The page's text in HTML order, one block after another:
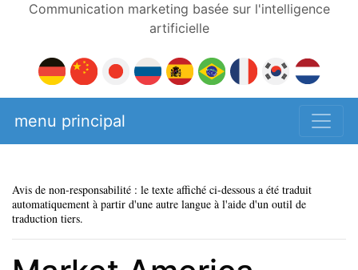
Communication marketing basée sur l'intelligence
artificielle
menu principal
Avis de non-responsabilité : le texte affiché ci-dessous a été traduit
automatiquement à partir d'une autre langue à l'aide d'un outil de
traduction tiers.